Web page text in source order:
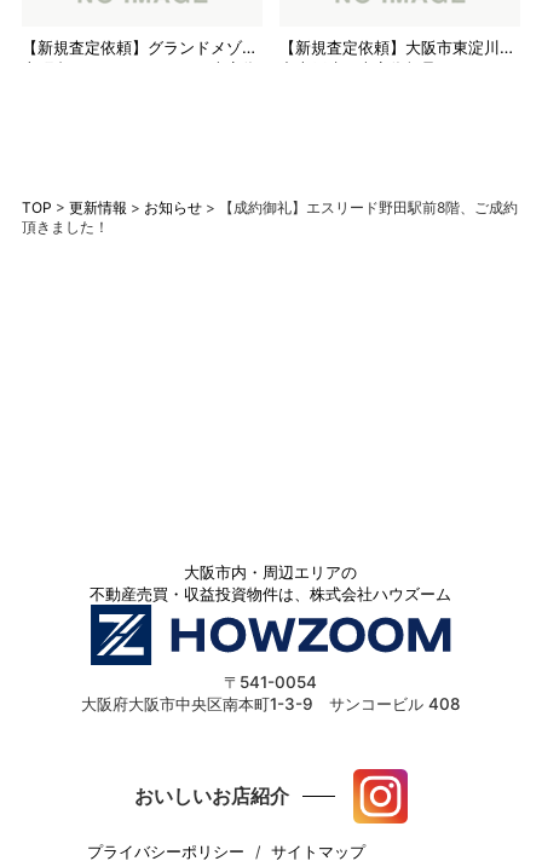
【新規査定依頼】グランドメゾン
上町台レジデンスタワー、査定依
【新規査定依頼】大阪市東淀川区
中古戸建、査定依頼承りました。
TOP > 更新情報 > お知らせ>
【成約御礼】エスリード野田駅前8階、ご成約
頂きました！
大阪市内・周辺エリアの
不動産売買・収益投資物件は、株式会社ハウズーム
〒541-0054
大阪府大阪市中央区南本町1-3-9 サンコービル 408
おいしいお店紹介
プライバシーポリシー サイトマップ